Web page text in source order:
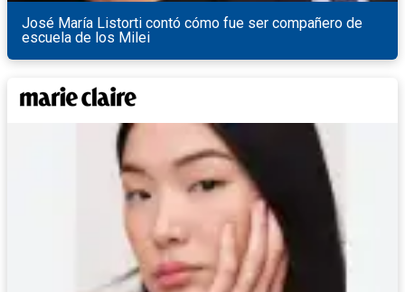
José María Listorti contó cómo fue ser compañero de
escuela de los Milei